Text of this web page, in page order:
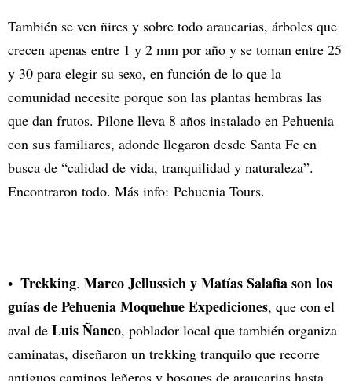
También se ven ñires y sobre todo araucarias, árboles que
crecen apenas entre 1 y 2 mm por año y se toman entre 25
y 30 para elegir su sexo, en función de lo que la
comunidad necesite porque son las plantas hembras las
que dan frutos. Pilone lleva 8 años instalado en Pehuenia
con sus familiares, adonde llegaron desde Santa Fe en
busca de “calidad de vida, tranquilidad y naturaleza”.
Encontraron todo. Más info: Pehuenia Tours.
Trekking. Marco Jellussich y Matías Salafia son los
guías de Pehuenia Moquehue Expediciones, que con el
aval de Luis Ñanco, poblador local que también organiza
caminatas, diseñaron un trekking tranquilo que recorre
antiguos caminos leñeros y bosques de araucarias hasta